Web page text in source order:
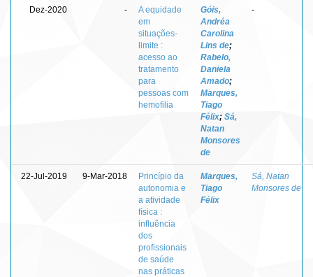
Dez-2020 -
A equidade
em
situações-
limite :
acesso ao
tratamento
para
pessoas com
hemofilia
Góis,
Andréa
Carolina
Lins de;
Rabelo,
Daniela
Amado;
Marques,
Tiago
Félix; Sá,
Natan
Monsores
de
-
22-Jul-2019 9-Mar-2018
Princípio da
autonomia e
a atividade
física :
influência
dos
profissionais
de saúde
nas práticas
Marques,
Tiago
Félix
Sá, Natan
Monsores de